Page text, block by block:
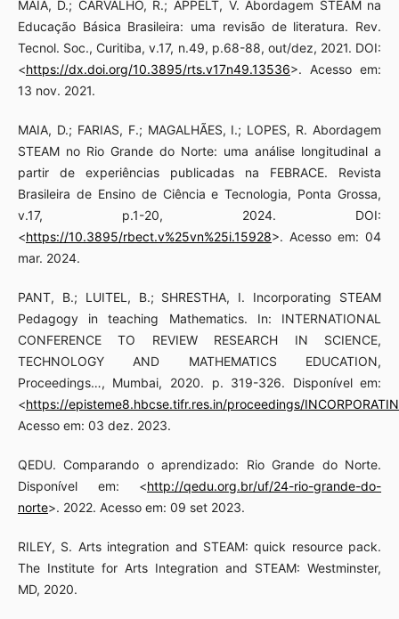
MAIA, D.; CARVALHO, R.; APPELT, V. Abordagem STEAM na
Educação Básica Brasileira: uma revisão de literatura. Rev.
Tecnol. Soc., Curitiba, v.17, n.49, p.68-88, out/dez, 2021. DOI:
<https://dx.doi.org/10.3895/rts.v17n49.13536>. Acesso em:
13 nov. 2021.
MAIA, D.; FARIAS, F.; MAGALHÃES, I.; LOPES, R. Abordagem
STEAM no Rio Grande do Norte: uma análise longitudinal a
partir de experiências publicadas na FEBRACE. Revista
Brasileira de Ensino de Ciência e Tecnologia, Ponta Grossa,
v.17, p.1-20, 2024. DOI:
<https://10.3895/rbect.v%25vn%25i.15928>. Acesso em: 04
mar. 2024.
PANT, B.; LUITEL, B.; SHRESTHA, I. Incorporating STEAM
Pedagogy in teaching Mathematics. In: INTERNATIONAL
CONFERENCE TO REVIEW RESEARCH IN SCIENCE,
TECHNOLOGY AND MATHEMATICS EDUCATION,
Proceedings…, Mumbai, 2020. p. 319-326. Disponível em:
<https://episteme8.hbcse.tifr.res.in/proceedings/
Acesso em: 03 dez. 2023.
QEDU. Comparando o aprendizado: Rio Grande do Norte.
Disponível em: <http://qedu.org.br/uf/24-rio-grande-do-
norte>. 2022. Acesso em: 09 set 2023.
RILEY, S. Arts integration and STEAM: quick resource pack.
The Institute for Arts Integration and STEAM: Westminster,
MD, 2020.